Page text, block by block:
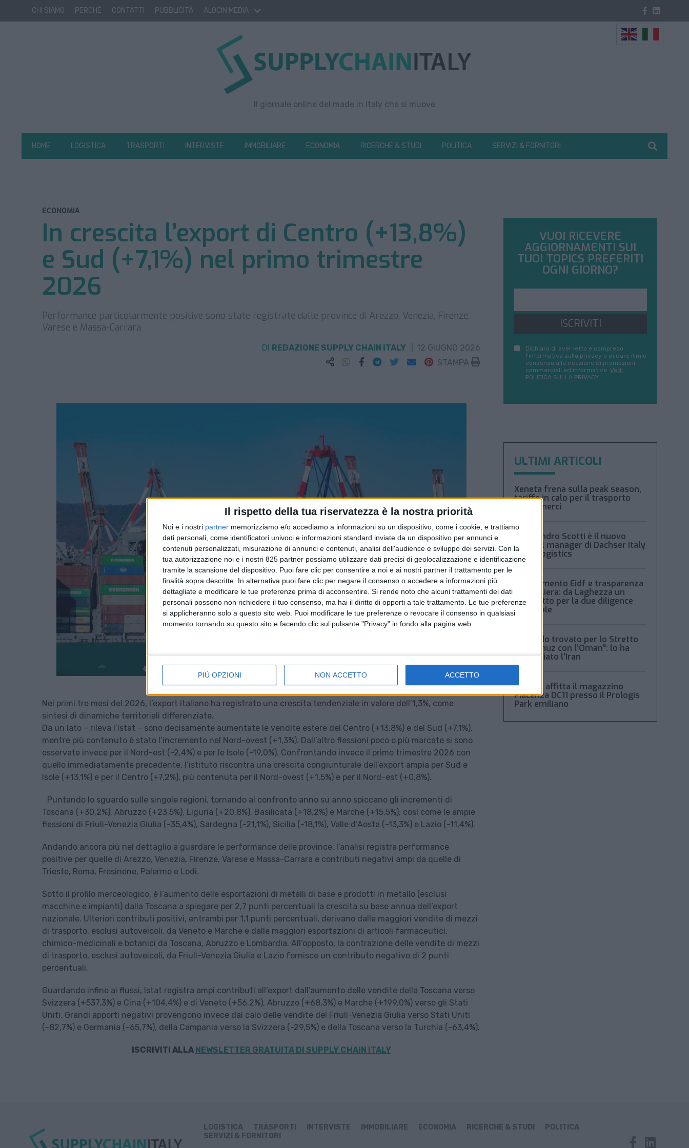
Il rispetto della tua riservatezza è la nostra priorità
Noi e i nostri partner memorizziamo e/o accediamo a informazioni su un dispositivo, come i cookie, e trattiamo
dati personali, come identificatori univoci e informazioni standard inviate da un dispositivo per annunci e
contenuti personalizzati, misurazione di annunci e contenuti, analisi dell'audience e sviluppo dei servizi. Con la
tua autorizzazione noi e i nostri 825 partner possiamo utilizzare dati precisi di geolocalizzazione e identificazione
tramite la scansione del dispositivo. Puoi fare clic per consentire a noi e ai nostri partner il trattamento per le
finalità sopra descritte. In alternativa puoi fare clic per negare il consenso o accedere a informazioni più
dettagliate e modificare le tue preferenze prima di acconsentire. Si rende noto che alcuni trattamenti dei dati
personali possono non richiedere il tuo consenso, ma hai il diritto di opporti a tale trattamento. Le tue preferenze
si applicheranno solo a questo sito web. Puoi modificare le tue preferenze o revocare il consenso in qualsiasi
momento tornando su questo sito e facendo clic sul pulsante "Privacy" in fondo alla pagina web.
PIÙ OPZIONI NON ACCETTO ACCETTO
CHI SIAMO PERCHÈ CONTATTI PUBBLICITÀ ALOCIN MEDIA
Il giornale online del made in Italy che si muove
HOME LOGISTICA TRASPORTI INTERVISTE IMMOBILIARE ECONOMIA RICERCHE & STUDI POLITICA SERVIZI & FORNITORI
ECONOMIA
In crescita l’export di Centro (+13,8%)
e Sud (+7,1%) nel primo trimestre
2026
Performance particolarmente positive sono state registrate dalle province di Arezzo, Venezia, Firenze,
Varese e Massa-Carrara
DI REDAZIONE SUPPLY CHAIN ITALY
12 GIUGNO 2026
STAMPA
Nei primi tre mesi del 2026, l’export italiano ha registrato una crescita tendenziale in valore dell’1,3%, come
sintesi di dinamiche territoriali differenziate.
Da un lato – rileva l’Istat – sono decisamente aumentate le vendite estere del Centro (+13,8%) e del Sud (+7,1%),
mentre più contenuto è stato l’incremento nel Nord-ovest (+1,3%). Dall’altro flessioni poco o più marcate si sono
osservate invece per il Nord-est (-2,4%) e per le Isole (-19,0%). Confrontando invece il primo trimestre 2026 con
quello immediatamente precedente, l’istituto riscontra una crescita congiunturale dell’export ampia per Sud e
Isole (+13,1%) e per il Centro (+7,2%), più contenuta per il Nord-ovest (+1,5%) e per il Nord-est (+0,8%).
Puntando lo sguardo sulle singole regioni, tornando al confronto anno su anno spiccano gli incrementi di
Toscana (+30,2%), Abruzzo (+23,5%), Liguria (+20,8%), Basilicata (+18,2%) e Marche (+15,5%), così come le ampie
flessioni di Friuli-Venezia Giulia (-35,4%), Sardegna (-21,1%), Sicilia (-18,1%), Valle d’Aosta (-13,3%) e Lazio (-11,4%).
Andando ancora più nel dettaglio a guardare le performance delle province, l’analisi registra performance
positive per quelle di Arezzo, Venezia, Firenze, Varese e Massa-Carrara e contributi negativi ampi da quelle di
Trieste, Roma, Frosinone, Palermo e Lodi.
Sotto il profilo merceologico, è l’aumento delle esportazioni di metalli di base e prodotti in metallo (esclusi
macchine e impianti) dalla Toscana a spiegare per 2,7 punti percentuali la crescita su base annua dell’export
nazionale. Ulteriori contributi positivi, entrambi per 1,1 punti percentuali, derivano dalle maggiori vendite di mezzi
di trasporto, esclusi autoveicoli, da Veneto e Marche e dalle maggiori esportazioni di articoli farmaceutici,
chimico-medicinali e botanici da Toscana, Abruzzo e Lombardia. All’opposto, la contrazione delle vendite di mezzi
di trasporto, esclusi autoveicoli, da Friuli-Venezia Giulia e Lazio fornisce un contributo negativo di 2 punti
percentuali.
Guardando infine ai flussi, Istat registra ampi contributi all’export dall’aumento delle vendite della Toscana verso
Svizzera (+537,3%) e Cina (+104,4%) e di Veneto (+56,2%), Abruzzo (+68,3%) e Marche (+199,0%) verso gli Stati
Uniti. Grandi apporti negativi provengono invece dal calo delle vendite del Friuli-Venezia Giulia verso Stati Uniti
(-82,7%) e Germania (-65,7%), della Campania verso la Svizzera (-29,5%) e della Toscana verso la Turchia (-63,4%).
ISCRIVITI ALLA NEWSLETTER GRATUITA DI SUPPLY CHAIN ITALY
VUOI RICEVERE
AGGIORNAMENTI SUI
TUOI TOPICS PREFERITI
OGNI GIORNO?
ISCRIVITI
Dichiaro di aver letto e compreso
l'informativa sulla privacy e di dare il mio
consenso alla ricezione di promozioni
commerciali ed informative. Vedi
POLITICA SULLA PRIVACY.
ULTIMI ARTICOLI
Xeneta frena sulla peak season,
tariffe in calo per il trasporto
aereo merci
Alessandro Scotti è il nuovo
general manager di Dachser Italy
Food Logistics
Regolamento Eidf e trasparenza
della filiera: da Laghezza un
pacchetto per la due diligence
aziendale
“Accordo trovato per lo Stretto
di Hormuz con l’Oman”: lo ha
annunciato l’Iran
Condor affitta il magazzino
Piacenza DC11 presso il Prologis
Park emiliano
LOGISTICA TRASPORTI INTERVISTE IMMOBILIARE ECONOMIA RICERCHE & STUDI
POLITICA
SERVIZI & FORNITORI